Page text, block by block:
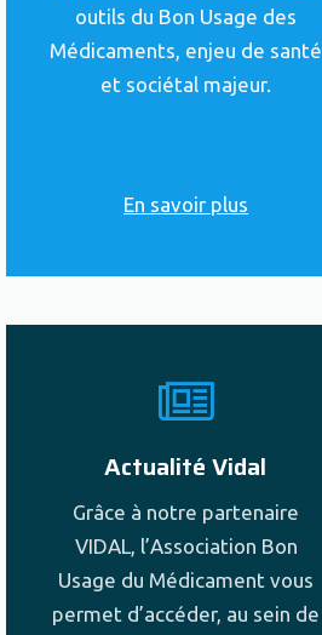
outils du Bon Usage des
Médicaments, enjeu de santé
et sociétal majeur.
En savoir plus
Actualité Vidal
Grâce à notre partenaire
VIDAL, l’Association Bon
Usage du Médicament vous
permet d’accéder, au sein de